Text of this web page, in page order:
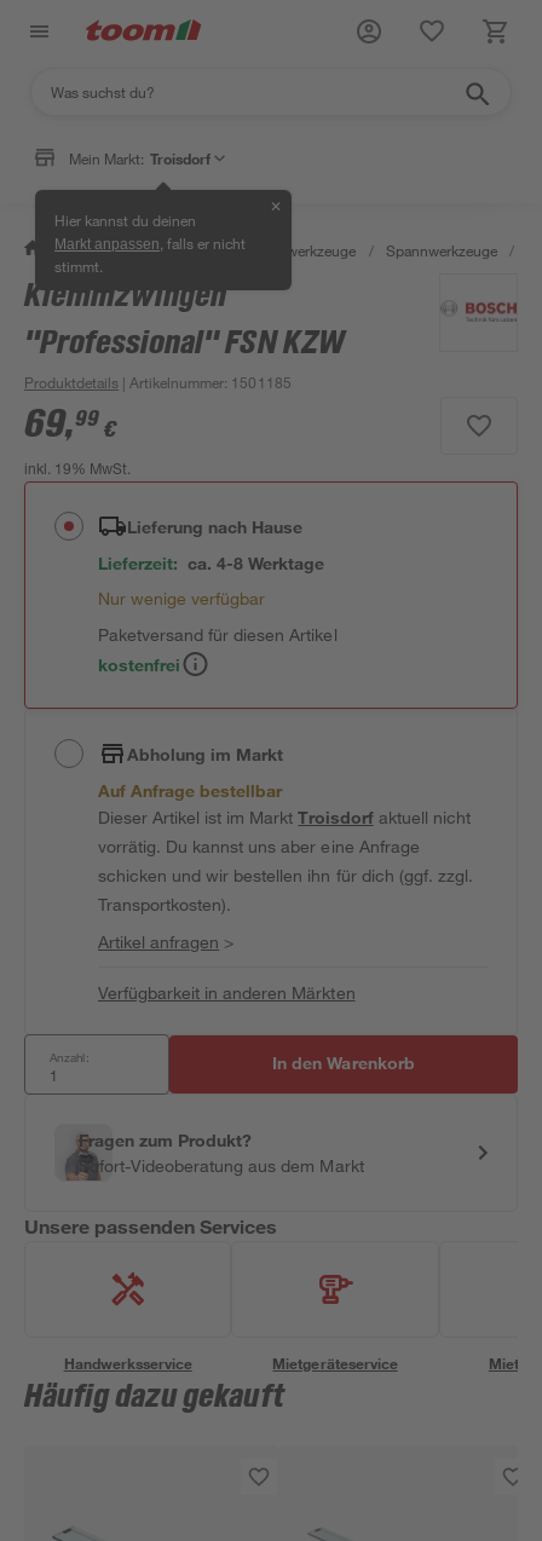
Mein Markt: Troisdorf
Hier kannst du deinen
Markt anpassen , falls er nicht
stimmt.
✕
/ Werkstatt & Maschinen / Handwerkzeuge / Spannwerkzeuge /
Klemmzwingen
"Professional" FSN KZW
Produktdetails | Artikelnummer: 1501185
69,99 €
inkl. 19% MwSt.
Lieferung nach Hause
Lieferzeit: ca. 4-8 Werktage
Nur wenige verfügbar
Paketversand für diesen Artikel
kostenfrei
Abholung im Markt
Auf Anfrage bestellbar
Dieser Artikel ist im MarktTroisdorfaktuell nicht
vorrätig. Du kannst uns aber eine Anfrage
schicken und wir bestellen ihn für dich (ggf. zzgl.
Transportkosten).
Artikel anfragen >
Verfügbarkeit in anderen Märkten
Anzahl: In den Warenkorb
Fragen zum Produkt?
Sofort-Videoberatung aus dem Markt
Unsere passenden Services
Handwerksservice Mietgeräteservice
Häufig dazu gekauft